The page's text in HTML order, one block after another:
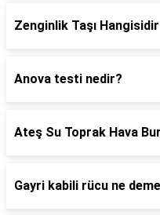
Zenginlik Taşı Hangisidir
Anova testi nedir?
Ateş Su Toprak Hava
Gayri kabili rücu ne